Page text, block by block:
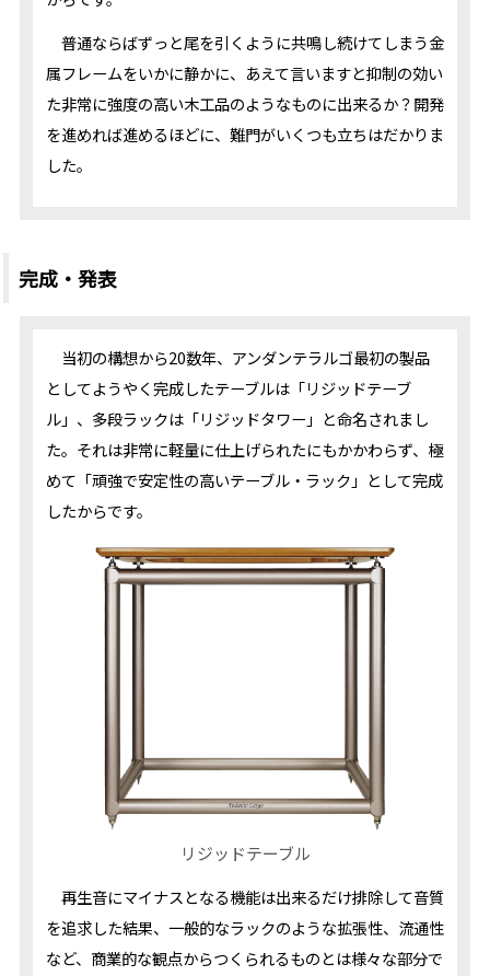
普通ならばずっと尾を引くように共鳴し続けてしまう金
属フレームをいかに静かに、あえて言いますと抑制の効い
た非常に強度の高い木工品のようなものに出来るか？開発
を進めれば進めるほどに、難門がいくつも立ちはだかりま
した。
完成・発表
当初の構想から20数年、アンダンテラルゴ最初の製品
としてようやく完成したテーブルは「リジッドテーブ
ル」、多段ラックは「リジッドタワー」と命名されまし
た。それは非常に軽量に仕上げられたにもかかわらず、極
めて「頑強で安定性の高いテーブル・ラック」として完成
したからです。
リジッドテーブル
再生音にマイナスとなる機能は出来るだけ排除して音質
を追求した結果、一般的なラックのような拡張性、流通性
など、商業的な観点からつくられるものとは様々な部分で